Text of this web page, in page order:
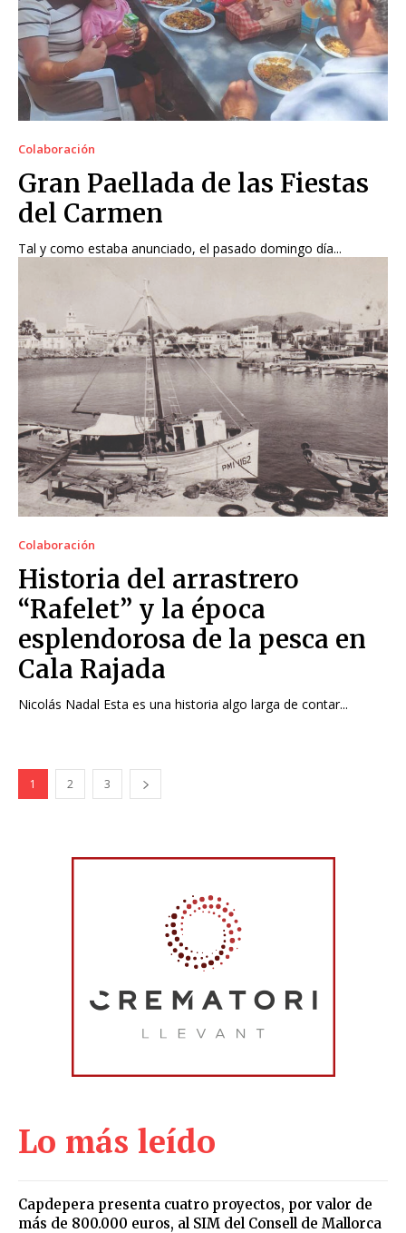
Colaboración
Gran Paellada de las Fiestas
del Carmen
Tal y como estaba anunciado, el pasado domingo día...
Colaboración
Historia del arrastrero
“Rafelet” y la época
esplendorosa de la pesca en
Cala Rajada
Nicolás Nadal Esta es una historia algo larga de contar...
1 2 3
Lo más leído
Capdepera presenta cuatro proyectos, por valor de
más de 800.000 euros, al SIM del Consell de Mallorca